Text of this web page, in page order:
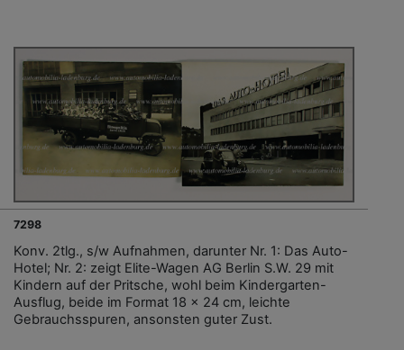
7298
Konv. 2tlg., s/w Aufnahmen, darunter Nr. 1: Das Auto-
Hotel; Nr. 2: zeigt Elite-Wagen AG Berlin S.W. 29 mit
Kindern auf der Pritsche, wohl beim Kindergarten-
Ausflug, beide im Format 18 x 24 cm, leichte
Gebrauchsspuren, ansonsten guter Zust.